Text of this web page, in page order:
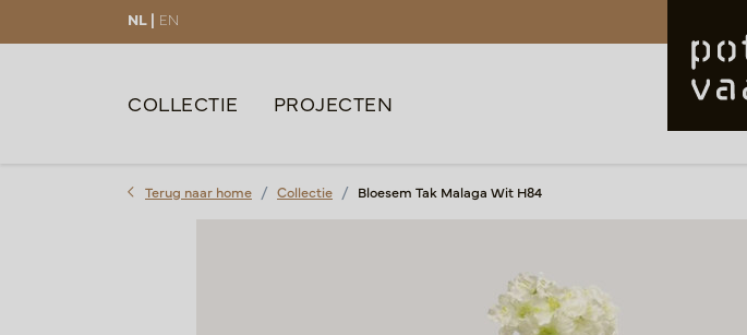
NL | EN
COLLECTIE PROJECTEN
Terug naar home Collectie Bloesem Tak Malaga Wit H84